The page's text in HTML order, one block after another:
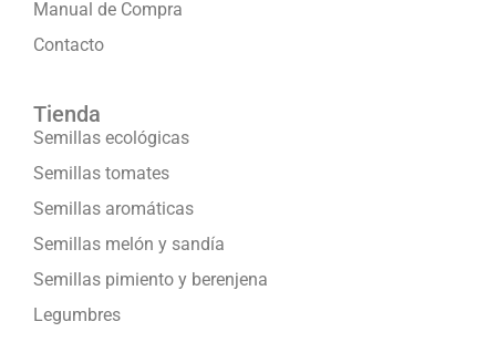
Manual de Compra
Contacto
Tienda
Semillas ecológicas
Semillas tomates
Semillas aromáticas
Semillas melón y sandía
Semillas pimiento y berenjena
Legumbres